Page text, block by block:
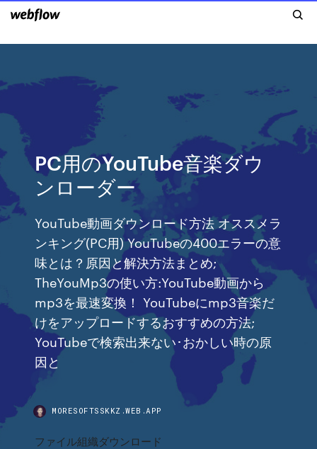
PC用のYouTube音楽ダウ
ンローダー
YouTube動画ダウンロード方法 オススメラ
ンキング(PC用) YouTubeの400エラーの意
味とは？原因と解決方法まとめ;
TheYouMp3の使い方:YouTube動画から
mp3を最速変換！ YouTubeにmp3音楽だ
けをアップロードするおすすめの方法;
YouTubeで検索出来ない･おかしい時の原
因と
MORESOFTSSKKZ.WEB.APP
ファイル組織ダウンロード